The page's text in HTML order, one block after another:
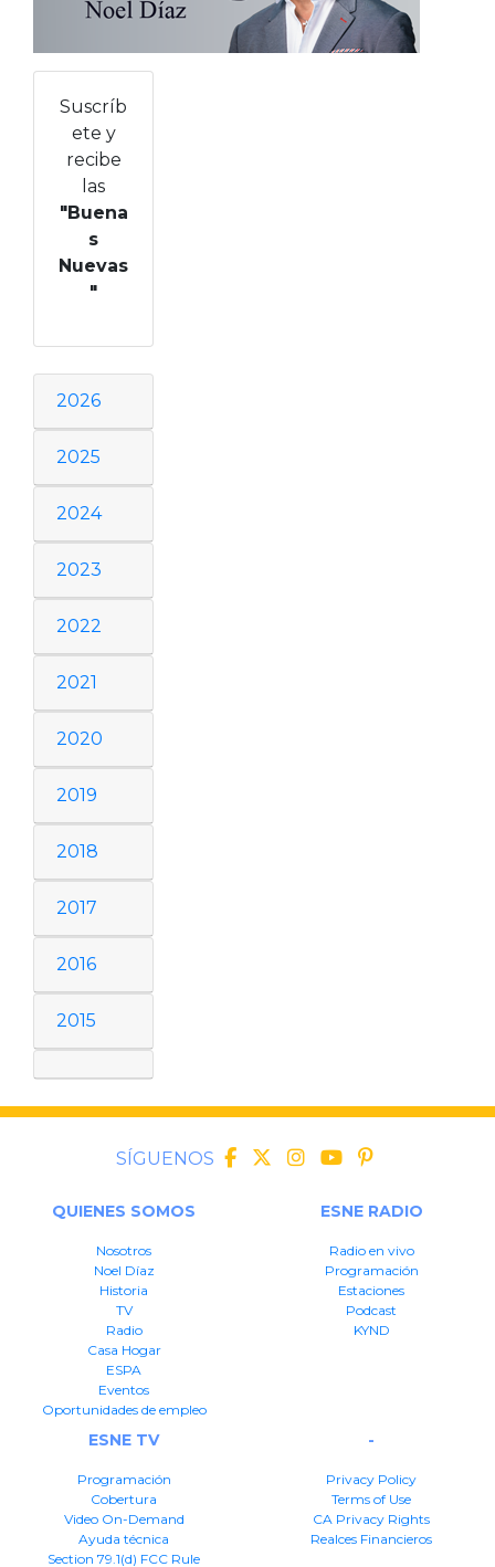
Suscríb
ete y
recibe
las
"Buena
s
Nuevas
"
2026
2025
2024
2023
2022
2021
2020
2019
2018
2017
2016
2015
SÍGUENOS
QUIENES SOMOS
Nosotros
Noel Díaz
Historia
TV
Radio
Casa Hogar
ESPA
Eventos
Oportunidades de empleo
ESNE RADIO
Radio en vivo
Programación
Estaciones
Podcast
KYND
ESNE TV
Programación
Cobertura
Video On-Demand
Ayuda técnica
Section 79.1(d) FCC Rule
-
Privacy Policy
Terms of Use
CA Privacy Rights
Realces Financieros